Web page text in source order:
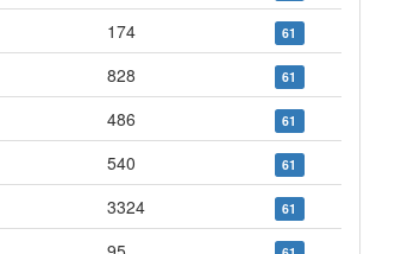
174 61
828 61
486 61
540 61
3324 61